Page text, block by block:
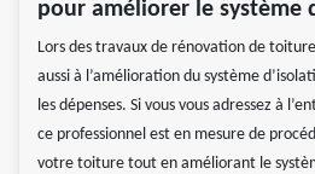
pour améliorer le système
Lors des travaux de rénovation de
aussi à l’amélioration du système
les dépenses. Si vous vous adressez à
ce professionnel est en mesure de
votre toiture tout en améliorant le